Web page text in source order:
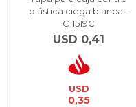
plástica ciega blanca -
C11519C
USD 0,41
USD
0,35